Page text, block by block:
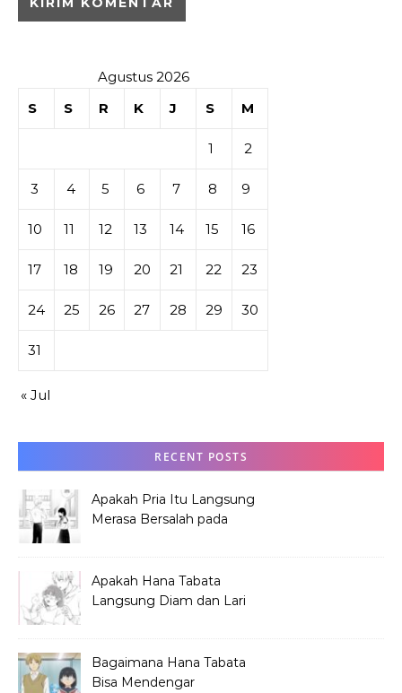
Agustus 2026
S
S R K J S M
1 2
3 4 5 6 7 8 9
10 11 12 13 14 15 16
17 18 19 20 21 22 23
24 25 26 27 28 29 30
31
« Jul
RECENT POSTS
Apakah Pria Itu Langsung
Merasa Bersalah pada
Apakah Hana Tabata
Langsung Diam dan Lari
Bagaimana Hana Tabata
Bisa Mendengar